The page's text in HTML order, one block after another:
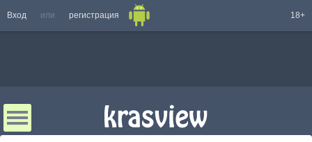
Вход или регистрация 18+